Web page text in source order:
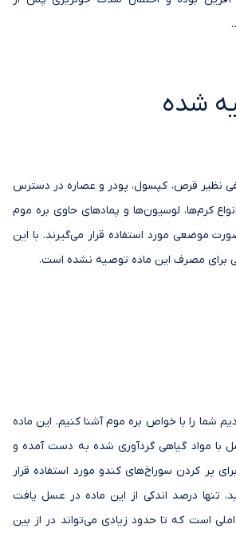
شده
نظیر قرص، کپسول، پودر و عصاره در دسترس
کرم‌ها، لوسیون‌ها و پمادهای حاوی بره موم
موضعی مورد استفاده قرار می‌گیرند. با این
برای مصرف این ماده توصیه نشده است.
شما را با خواص بره موم آشنا کنیم. این ماده
با مواد گیاهی گردآوری شده به دست آمده و
پر کردن سوراخ‌های کندو مورد استفاده قرار
تنها درصد اندکی از این ماده در عسل یافت
است که تا حدود زیادی می‌تواند در از بین